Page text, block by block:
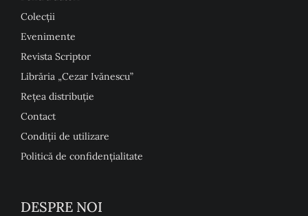
Colecţii
Evenimente
Revista Scriptor
Librăria „Cezar Ivănescu”
Rețea distribuție
Contact
Condiţii de utilizare
Politică de confidențialitate
DESPRE NOI